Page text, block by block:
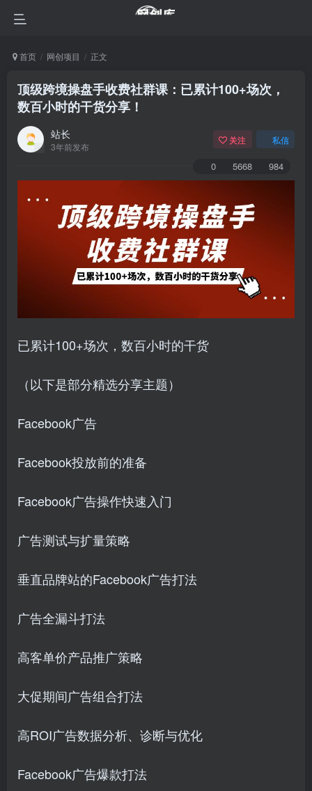
首页 网创项目 正文
顶级跨境操盘手收费社群课：已累计100+场次，
数百小时的干货分享！
站长
3年前发布
关注 私信
0 5668 984
已累计100+场次，数百小时的干货
（以下是部分精选分享主题）
Facebook广告
Facebook投放前的准备
Facebook广告操作快速入门
广告测试与扩量策略
垂直品牌站的Facebook广告打法
广告全漏斗打法
高客单价产品推广策略
大促期间广告组合打法
高ROI广告数据分析、诊断与优化
Facebook广告爆款打法